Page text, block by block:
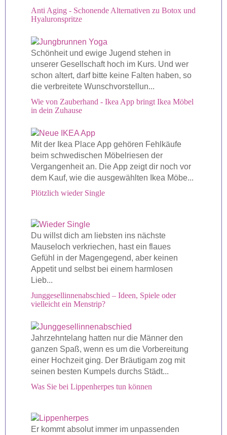
Anti Aging - Schonende Alternativen zu Botox und
Hyaluronspritze
Schönheit und ewige Jugend stehen in
unserer Gesellschaft hoch im Kurs. Und wer
schon altert, darf bitte keine Falten haben, so
die verbreitete Wunschvorstellun...
Wie von Zauberhand - Ikea App bringt Ikea Möbel
in dein Zuhause
Mit der Ikea Place App gehören Fehlkäufe
beim schwedischen Möbelriesen der
Vergangenheit an. Die App zeigt dir noch vor
dem Kauf, wie die ausgewählten Ikea Möbe...
Plötzlich wieder Single
Du willst dich am liebsten ins nächste
Mauseloch verkriechen, hast ein flaues
Gefühl in der Magengegend, aber keinen
Appetit und selbst bei einem harmlosen
Lieb...
Junggesellinnenabschied – Ideen, Spiele oder
vielleicht ein Menstrip?
Jahrzehntelang hatten nur die Männer den
ganzen Spaß, wenn es um die Vorbereitung
einer Hochzeit ging. Der Bräutigam zog mit
seinen besten Kumpels durchs Städt...
Was Sie bei Lippenherpes tun können
Er kommt absolut immer im unpassenden